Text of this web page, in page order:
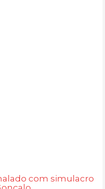
com simulacro